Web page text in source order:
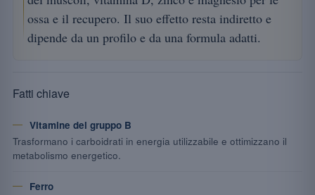
ossa e il recupero. Il suo effetto resta indiretto e
dipende da un profilo e da una formula adatti.
Fatti chiave
Vitamine del gruppo B
Trasformano i carboidrati in energia utilizzabile e ottimizzano il
metabolismo energetico.
Ferro